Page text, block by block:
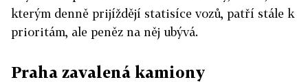
kterým denně prijíždějí statisíce vozů, patří stále k
prioritám, ale peněz na něj ubývá.
Praha zavalená kamiony